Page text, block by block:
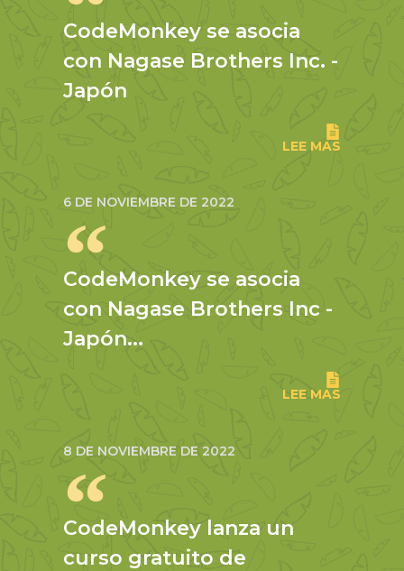
CodeMonkey se asocia
con Nagase Brothers Inc. -
Japón
LEE MAS
6 DE NOVIEMBRE DE 2022
CodeMonkey se asocia
con Nagase Brothers Inc -
Japón...
LEE MAS
8 DE NOVIEMBRE DE 2022
CodeMonkey lanza un
curso gratuito de